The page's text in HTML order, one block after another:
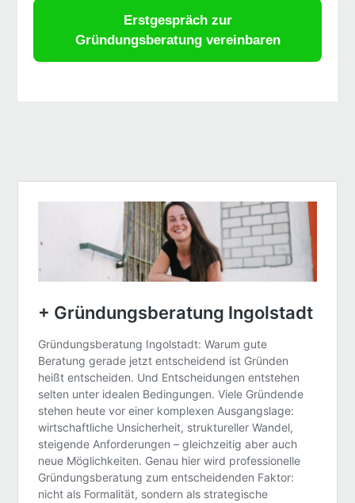
Erstgespräch zur
Gründungsberatung vereinbaren